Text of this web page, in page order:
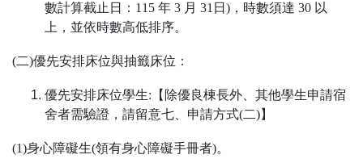
數計算截止日：115 年 3 月 31日)，時數須達 30 以
上，並依時數高低排序。
(二)優先安排床位與抽籤床位：
優先安排床位學生:【除優良棟長外、其他學生申請宿
舍者需驗證，請留意七、申請方式(二)】
(1)身心障礙生(領有身心障礙手冊者)。